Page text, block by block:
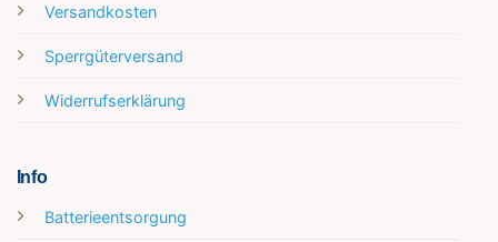
Versandkosten
Sperrgüterversand
Widerrufserklärung
Info
Batterieentsorgung